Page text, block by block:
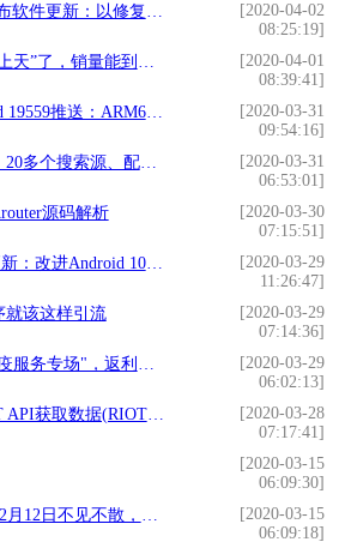
更新：以修复BUG为主
[2020-04-02
08:25:19]
”了，销量能到位吗？
[2020-04-01
08:39:41]
备支持Hyper-V、修复中文输入法和绿屏BUG
[2020-03-31
09:54:16]
源、配合磁播软件简直神了
[2020-03-31
06:53:01]
源码解析
[2020-03-30
07:15:51]
Android 10的黑暗模式支持
[2020-03-29
11:26:47]
就该这样引流
[2020-03-29
07:14:36]
网实时更新电商平台口罩到货提醒
[2020-03-29
06:02:13]
据(RIOT代表作品《英雄联盟》)
[2020-03-28
07:17:41]
[2020-03-15
06:09:30]
见不散，全力狙击华为P40
[2020-03-15
06:09:18]